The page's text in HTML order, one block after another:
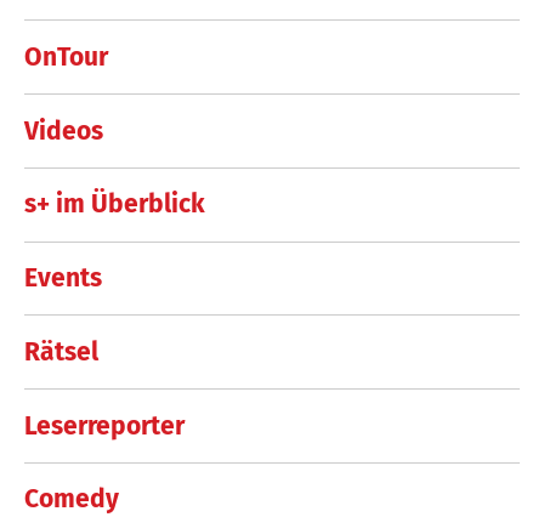
OnTour
Videos
s+ im Überblick
Events
Rätsel
Leserreporter
Comedy